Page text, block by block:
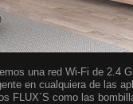
una red Wi-Fi de 2.4
en cualquiera de las
FLUX´S como las